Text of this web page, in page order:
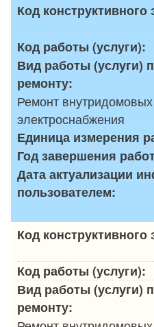
Код
Код работы (услуги):
Вид работы (услуги)
ремонту:
Ремонт
электроснабжения
Единица измерения
Год завершения
Дата актуализации
пользователем:
Код
Код работы (услуги):
Вид работы (услуги)
ремонту: